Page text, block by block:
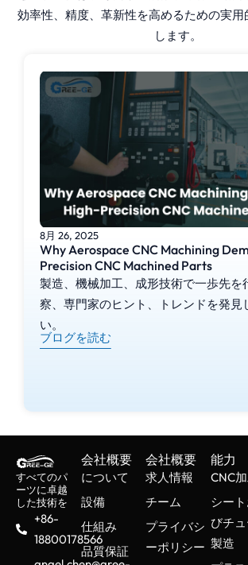
効率性、精度、革新性を高めるための実
します。
8月 26, 2025
Why Aerospace CNC Machining
Precision CNC Machined Parts
製造、機械加工、成形技術で一歩先を
察、専門家のヒント、トレンドを発見
い。
ブログを読む
すべてのパ
ーツに卓越
した技術を
+86-
18800178566
会社概要
について
設備
仕組み
品質保証
会社概要
求人情報
チーム
プライバシ
ーポリシー
能力
CNC
シー
びチ
製造